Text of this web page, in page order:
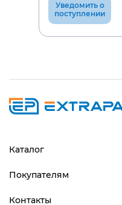
Уведомить о
поступлении
Каталог
Покупателям
Контакты